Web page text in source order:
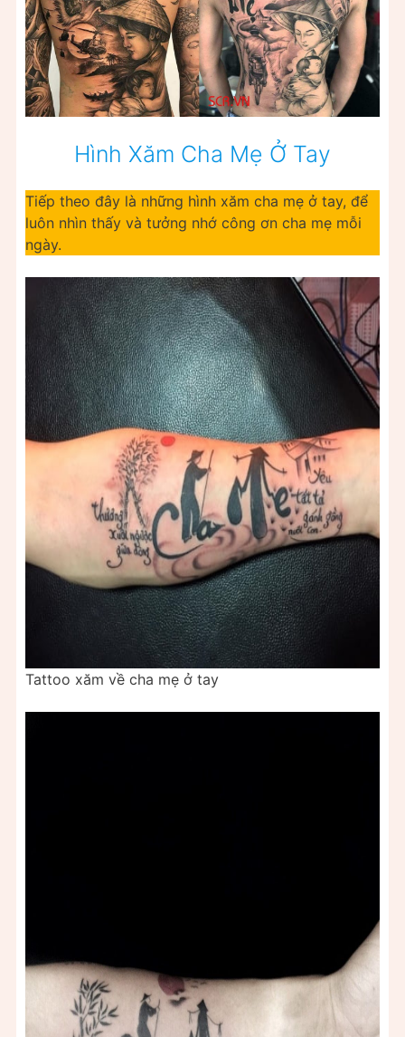
Hình Xăm Cha Mẹ Ở Tay
Tiếp theo đây là những hình xăm cha mẹ ở tay, để
luôn nhìn thấy và tưởng nhớ công ơn cha mẹ mỗi
ngày.
Tattoo xăm về cha mẹ ở tay